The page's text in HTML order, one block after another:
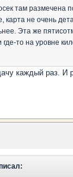
там размечена
карта не очень
Эта же
то на уровне
каждый раз. И